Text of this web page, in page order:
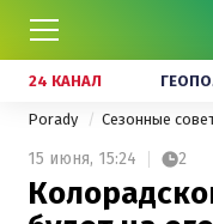
24 КАНАЛ
Porady Сезонные
15 июня, 15:24 2